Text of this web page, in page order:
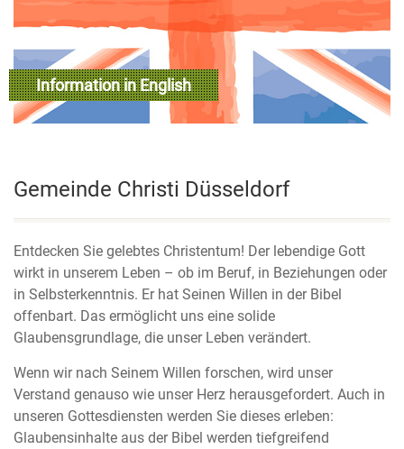
Information in English
read more
Gemeinde Christi Düsseldorf
Entdecken Sie gelebtes Christentum! Der lebendige Gott
wirkt in unserem Leben – ob im Beruf, in Beziehungen oder
in Selbsterkenntnis. Er hat Seinen Willen in der Bibel
offenbart. Das ermöglicht uns eine solide
Glaubensgrundlage, die unser Leben verändert.
Wenn wir nach Seinem Willen forschen, wird unser
Verstand genauso wie unser Herz herausgefordert. Auch in
unseren Gottesdiensten werden Sie dieses erleben:
Glaubensinhalte aus der Bibel werden tiefgreifend